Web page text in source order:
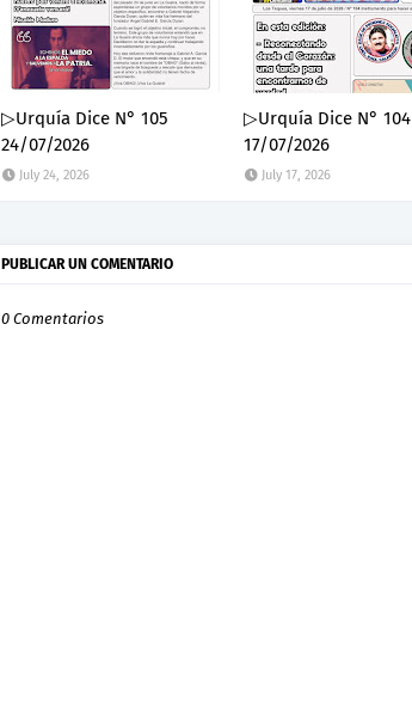
▷Urquía Dice N° 105
24/07/2026
July 24, 2026
▷Urquía Dice N° 104
17/07/2026
July 17, 2026
PUBLICAR UN COMENTARIO
0 Comentarios